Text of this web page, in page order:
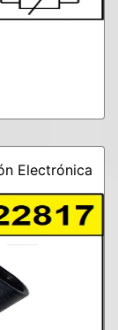
Electrónica